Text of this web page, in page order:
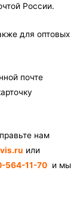
России.
для оптовых
почте
нам
или
564-11-70 и мы